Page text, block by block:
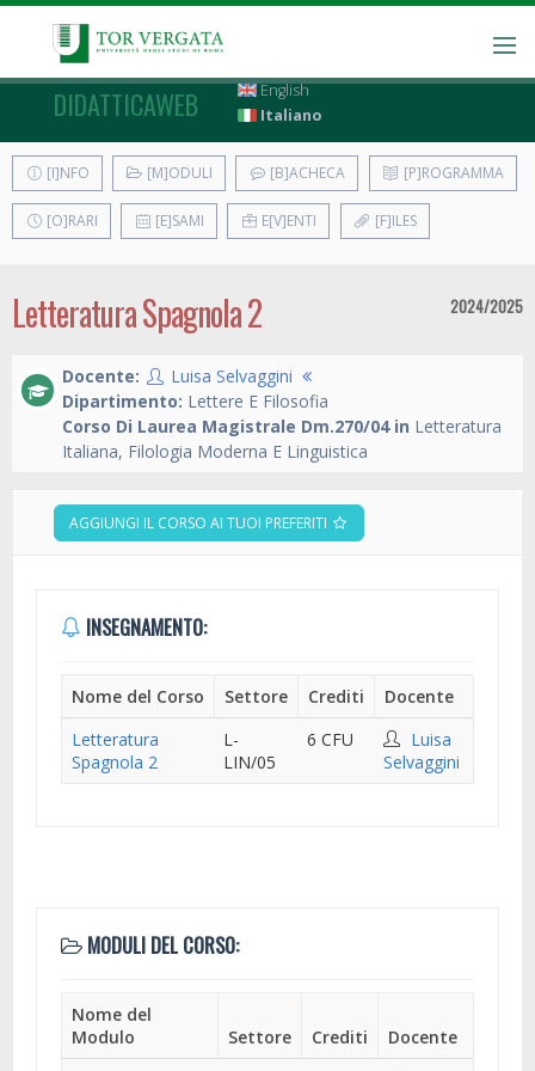
DIDATTICAWEB
English
Italiano
[I]NFO [M]ODULI [B]ACHECA [P]ROGRAMMA
[O]RARI [E]SAMI E[V]ENTI [F]ILES
Letteratura Spagnola 2 2024/2025
Docente:
Luisa Selvaggini
Dipartimento: Lettere E Filosofia
Corso Di Laurea Magistrale Dm.270/04 in Letteratura
Italiana, Filologia Moderna E Linguistica
AGGIUNGI IL CORSO AI TUOI PREFERITI
INSEGNAMENTO:
Nome del Corso Settore Crediti
Docente
Letteratura
Spagnola 2
L-
LIN/05
6 CFU
Luisa
Selvaggini
MODULI DEL CORSO:
Nome del
Modulo
Settore Crediti
Docente